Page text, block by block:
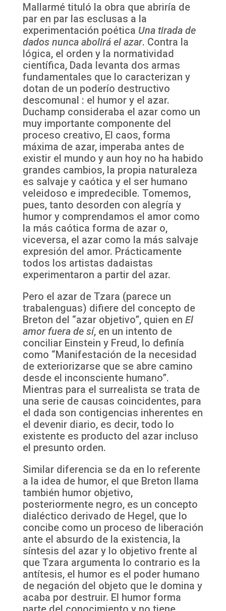
Mallarmé tituló la obra que abriría de
par en par las esclusas a la
experimentación poética Una tirada de
dados nunca abolirá el azar. Contra la
lógica, el orden y la normatividad
científica, Dada levanta dos armas
fundamentales que lo caracterizan y
dotan de un poderío destructivo
descomunal : el humor y el azar.
Duchamp consideraba el azar como un
muy importante componente del
proceso creativo, El caos, forma
máxima de azar, imperaba antes de
existir el mundo y aun hoy no ha habido
grandes cambios, la propia naturaleza
es salvaje y caótica y el ser humano
veleidoso e impredecible. Tomemos,
pues, tanto desorden con alegría y
humor y comprendamos el amor como
la más caótica forma de azar o,
viceversa, el azar como la más salvaje
expresión del amor. Prácticamente
todos los artistas dadaistas
experimentaron a partir del azar.
Pero el azar de Tzara (parece un
trabalenguas) difiere del concepto de
Breton del “azar objetivo”, quien en El
amor fuera de sí, en un intento de
conciliar Einstein y Freud, lo definía
como “Manifestación de la necesidad
de exteriorizarse que se abre camino
desde el inconsciente humano”.
Mientras para el surrealista se trata de
una serie de causas coincidentes, para
el dada son contigencias inherentes en
el devenir diario, es decir, todo lo
existente es producto del azar incluso
el presunto orden.
Similar diferencia se da en lo referente
a la idea de humor, el que Breton llama
también humor objetivo,
posteriormente negro, es un concepto
dialéctico derivado de Hegel, que lo
concibe como un proceso de liberación
ante el absurdo de la existencia, la
síntesis del azar y lo objetivo frente al
que Tzara argumenta lo contrario es la
antítesis, el humor es el poder humano
de negación del objeto que le domina y
acaba por destruir. El humor forma